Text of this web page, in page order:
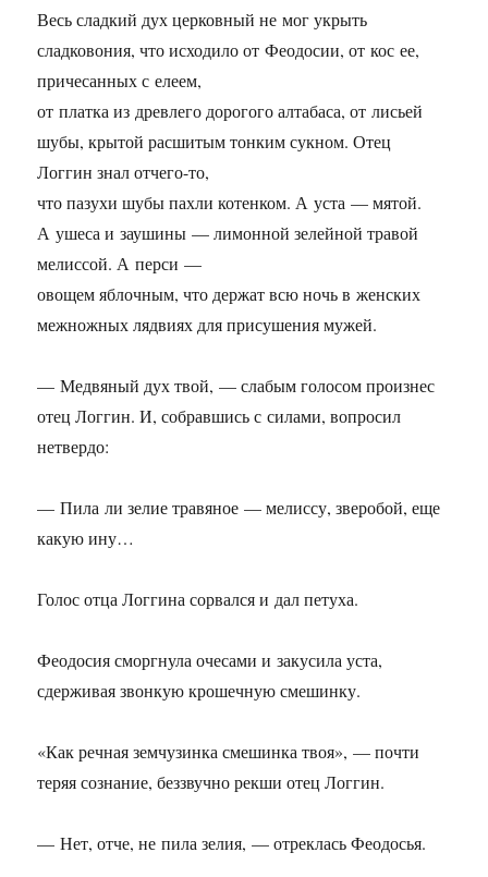
Весь сладкий дух церковный не мог укрыть
сладковония, что исходило от Феодосии, от кос ее,
причесанных с елеем,
от платка из древлего дорогого алтабаса, от лисьей
шубы, крытой расшитым тонким сукном. Отец
Логгин знал отчего-то,
что пазухи шубы пахли котенком. А уста — мятой.
А ушеса и заушины — лимонной зелейной травой
мелиссой. А перси —
овощем яблочным, что держат всю ночь в женских
межножных лядвиях для присушения мужей.
— Медвяный дух твой, — слабым голосом произнес
отец Логгин. И, собравшись с силами, вопросил
нетвердо:
— Пила ли зелие травяное — мелиссу, зверобой, еще
какую ину…
Голос отца Логгина сорвался и дал петуха.
Феодосия сморгнула очесами и закусила уста,
сдерживая звонкую крошечную смешинку.
«Как речная земчузинка смешинка твоя», — почти
теряя сознание, беззвучно рекши отец Логгин.
— Нет, отче, не пила зелия, — отреклась Феодосья.